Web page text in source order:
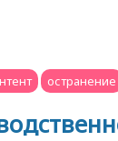
остранение